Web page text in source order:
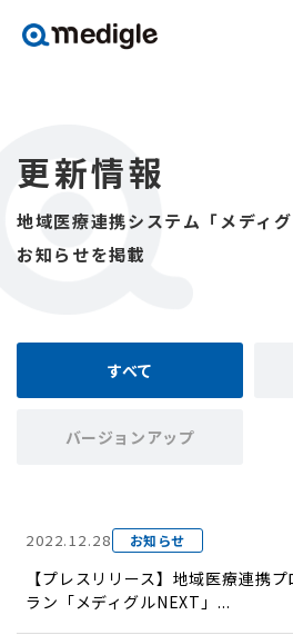
更新情報
地域医療連携システム「メディ
お知らせを掲載
すべて
バージョンアップ
2022.12.28 お知らせ
【プレスリリース】地域医療連携
ラン「メディグルNEXT」...